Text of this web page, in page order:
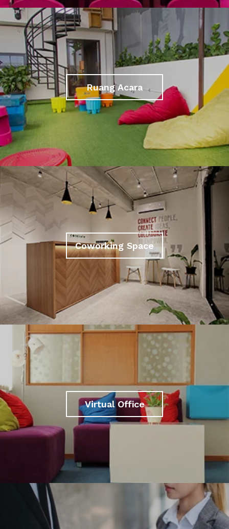
Ruang Acara
Coworking Space
Virtual Office